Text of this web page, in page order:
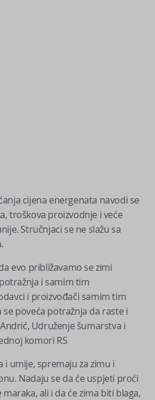
cijena energenata navodi se
troškova proizvodnje i veće
Stručnjaci se ne slažu sa
evo približavamo se zimi
i samim tim
i proizvođači samim tim
poveća potražnja da raste i
Udruženje šumarstva i
komori RS
i umije, spremaju za zimu i
Nadaju se da će uspjeti proći
ali i da će zima biti blaga,